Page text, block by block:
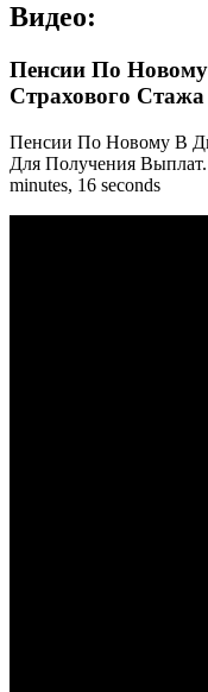
Видео:
Пенсии По
Страхового
Пенсии По Новому В
Для Получения Выплат.
minutes, 16 seconds